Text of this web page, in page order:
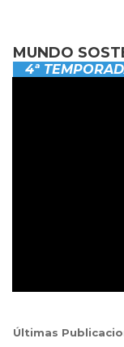
MUNDO
4ª
Últimas